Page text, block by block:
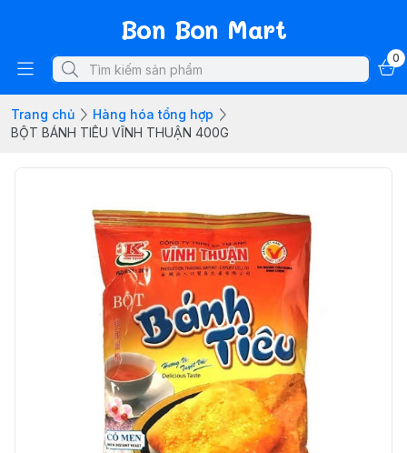
Bon Bon Mart
0
Trang chủ
Hàng hóa tổng hợp
BỘT BÁNH TIÊU VĨNH THUẬN 400G